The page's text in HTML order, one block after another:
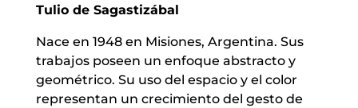
Tulio de Sagastizábal
Nace en 1948 en Misiones, Argentina. Sus
trabajos poseen un enfoque abstracto y
geométrico. Su uso del espacio y el color
representan un crecimiento del gesto de